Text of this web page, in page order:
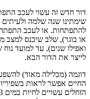
דור חדש זה עשוי לעכב
שימתינו שנה שלמה
להתפתחות. או לעכב
או בוגר), שלב שיכנס למצב
ואפילו שנים), עד למועד
לייצר את הדור הבא.
דוגמה (מכלילה מאוד)
החיים אפשר לראות